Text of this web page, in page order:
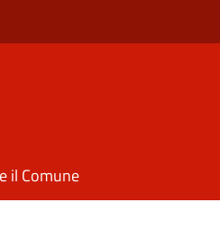
il Comune